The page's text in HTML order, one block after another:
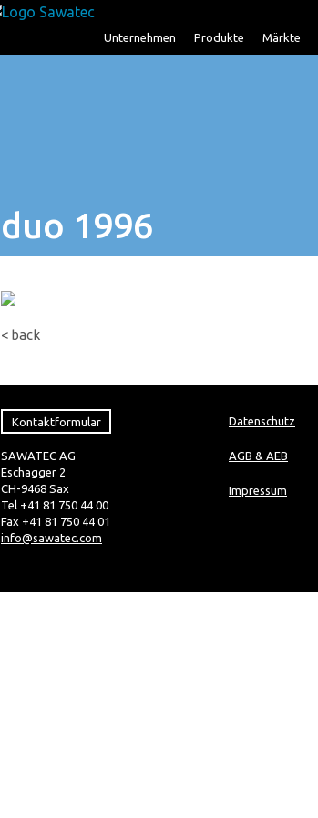
Unternehmen Produkte Märkte
duo 1996
< back
Kontaktformular
SAWATEC AG
Eschagger 2
CH-9468 Sax
Tel +41 81 750 44 00
Fax +41 81 750 44 01
info@sawatec.com
Datenschutz
AGB & AEB
Impressum